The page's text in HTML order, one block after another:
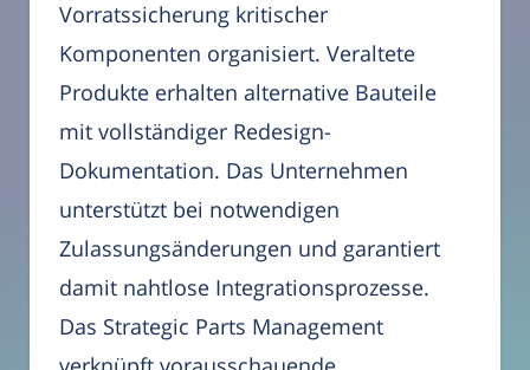
Vorratssicherung kritischer
Komponenten organisiert. Veraltete
Produkte erhalten alternative Bauteile
mit vollständiger Redesign-
Dokumentation. Das Unternehmen
unterstützt bei notwendigen
Zulassungsänderungen und garantiert
damit nahtlose Integrationsprozesse.
Das Strategic Parts Management